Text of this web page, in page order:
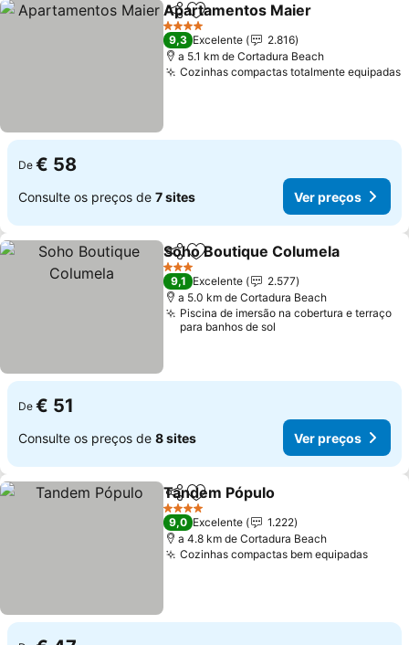
PartilharAdicionar aos favoritos
Apartamentos Maier
4 Estrelas
9,3 Excelente
2.816
a 5.1 km de Cortadura Beach
Cozinhas compactas totalmente equipadas
De € 58
Consulte os preços de 7 sites Ver preços
PartilharAdicionar aos favoritos
Soho Boutique Columela
3 Estrelas
9,1 Excelente
2.577
a 5.0 km de Cortadura Beach
Piscina de imersão na cobertura e terraço
para banhos de sol
De € 51
Consulte os preços de 8 sites Ver preços
PartilharAdicionar aos favoritos
Tandem Pópulo
4 Estrelas
9,0 Excelente
1.222
a 4.8 km de Cortadura Beach
Cozinhas compactas bem equipadas